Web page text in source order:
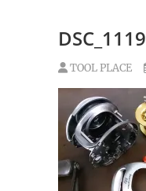
DSC_1119
TOOL PLACE